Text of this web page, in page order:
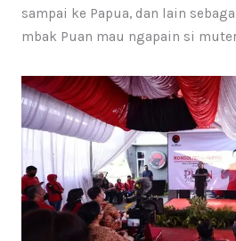
sampai ke Papua, dan lain
mbak Puan mau ngapain si